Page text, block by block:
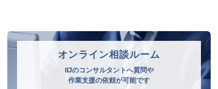
オンライン相談ルーム
IIJのコンサルタントへ質問や
作業支援の依頼が可能です